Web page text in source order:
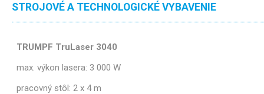
STROJOVÉ A TECHNOLOGICKÉ VYBAVENIE
TRUMPF TruLaser 3040
max. výkon lasera: 3 000 W
pracovný stôl: 2 x 4 m